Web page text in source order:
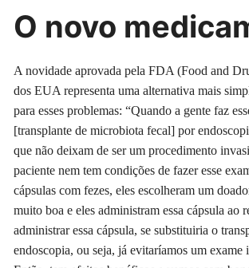
O novo
A novidade aprovada pela FDA (Food and
dos EUA representa uma alternativa mais
para esses problemas: “Quando a gente faz
[transplante de microbiota fecal] por
que não deixam de ser um procedimento
paciente nem tem condições de fazer esse
cápsulas com fezes, eles escolheram um
muito boa e eles administram essa cápsula ao
administrar essa cápsula, se substituiria o
endoscopia, ou seja, já evitaríamos um exame